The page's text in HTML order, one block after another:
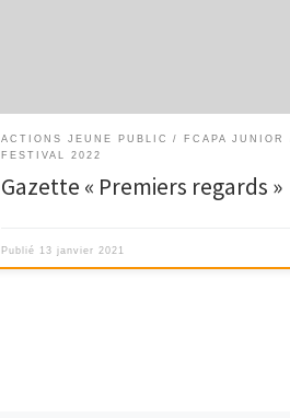
ACTIONS JEUNE PUBLIC
FCAPA JUNIOR
FESTIVAL 2022
Gazette « Premiers regards »
Publié 13 janvier 2021